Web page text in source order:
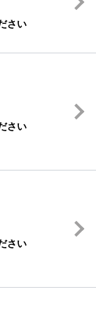
さい
さい
さい